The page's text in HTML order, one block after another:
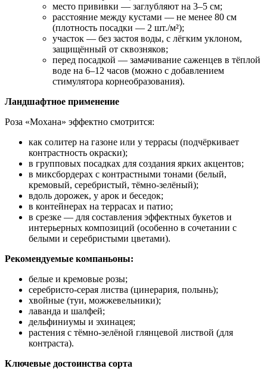
место прививки — заглубляют на 3–5 см;
расстояние между кустами — не менее 80 см
(плотность посадки — 2 шт./м²);
участок — без застоя воды, с лёгким уклоном,
защищённый от сквозняков;
перед посадкой — замачивание саженцев в тёплой
воде на 6–12 часов (можно с добавлением
стимулятора корнеобразования).
Ландшафтное применение
Роза «Мохана» эффектно смотрится:
как солитер на газоне или у террасы (подчёркивает
контрастность окраски);
в групповых посадках для создания ярких акцентов;
в миксбордерах с контрастными тонами (белый,
кремовый, серебристый, тёмно‑зелёный);
вдоль дорожек, у арок и беседок;
в контейнерах на террасах и патио;
в срезке — для составления эффектных букетов и
интерьерных композиций (особенно в сочетании с
белыми и серебристыми цветами).
Рекомендуемые компаньоны:
белые и кремовые розы;
серебристо‑серая листва (цинерария, полынь);
хвойные (туи, можжевельники);
лаванда и шалфей;
дельфиниумы и эхинацея;
растения с тёмно‑зелёной глянцевой листвой (для
контраста).
Ключевые достоинства сорта